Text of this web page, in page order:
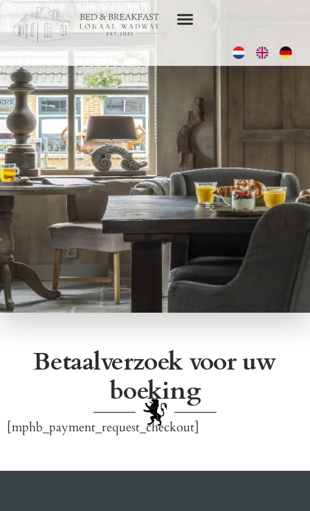
Betaalverzoek voor uw
boeking
[mphb_payment_request_checkout]